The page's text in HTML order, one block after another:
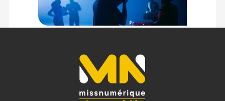
Vous pouvez utiliser n'importe quel modificateur de lumière
Profoto de 100 mm. Cela inclut les modificateurs de la série
LST conçus pour des éclairages plus grands.
modificateurs de lumière conçus pour les têtes en saillie ne
sont pas recommandés.
Caractéristiques de la torche flash Profoto D30 :